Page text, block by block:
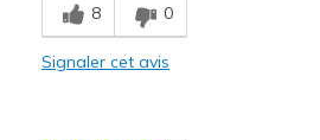
Durable
8 0
Signaler cet avis